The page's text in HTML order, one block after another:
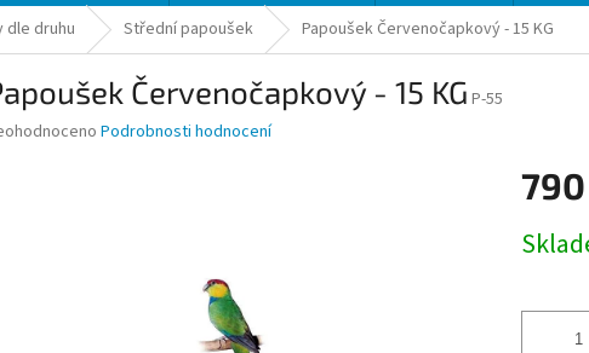
dle druhu Střední papoušek Papoušek Červenočapkový - 15 KG
Červenočapkový - 15 KG P-55
Podrobnosti hodnocení
cena: